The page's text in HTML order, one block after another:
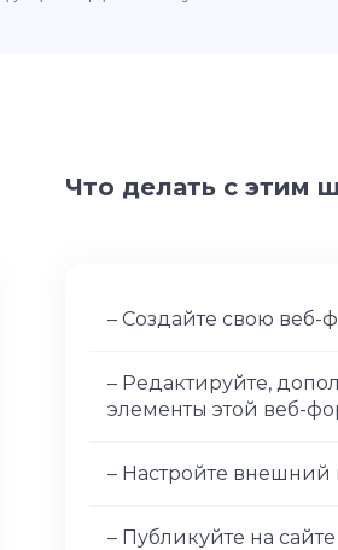
Что делать с этим
– Создайте свою веб-
– Редактируйте,
элементы этой веб-
– Настройте
– Публикуйте на